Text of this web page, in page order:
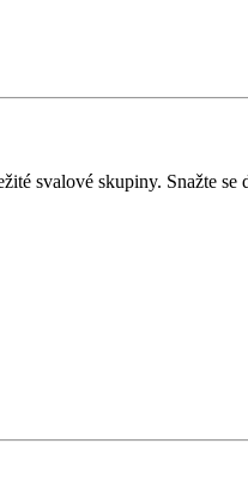
svalové skupiny. Snažte